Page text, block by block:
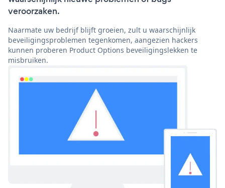
veroorzaken.
Naarmate uw bedrijf blijft groeien, zult u waarschijnlijk
beveiligingsproblemen tegenkomen, aangezien hackers
kunnen proberen Product Options beveiligingslekken te
misbruiken.